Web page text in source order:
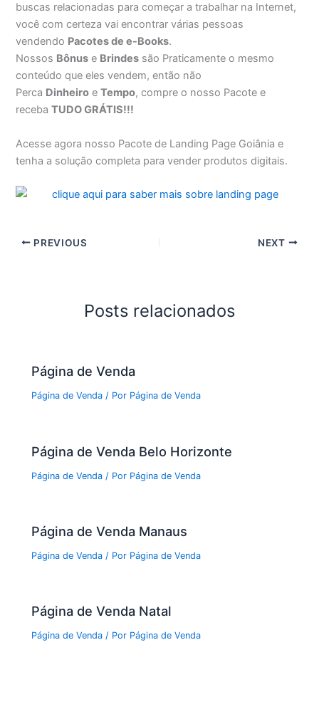
buscas relacionadas para começar a trabalhar na Internet,
você com certeza vai encontrar várias pessoas
vendendo Pacotes de e-Books.
Nossos Bônus e Brindes são Praticamente o mesmo
conteúdo que eles vendem, então não
Perca Dinheiro eTempo, compre o nosso Pacote e
recebaTUDO GRÁTIS!!!
Acesse agora nosso Pacote de Landing Page Goiânia e
tenha a solução completa para vender produtos digitais.
PREVIOUS NEXT
Posts relacionados
Página de Venda
Página de Venda / Por Página de Venda
Página de Venda Belo Horizonte
Página de Venda / Por Página de Venda
Página de Venda Manaus
Página de Venda / Por Página de Venda
Página de Venda Natal
Página de Venda / Por Página de Venda